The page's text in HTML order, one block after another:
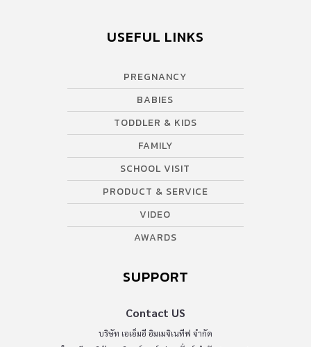
USEFUL LINKS
PREGNANCY
BABIES
TODDLER & KIDS
FAMILY
SCHOOL VISIT
PRODUCT & SERVICE
VIDEO
AWARDS
SUPPORT
Contact US
บริษัท เอเอ็มอี อิมเมจิเนทีฟ จำกัด